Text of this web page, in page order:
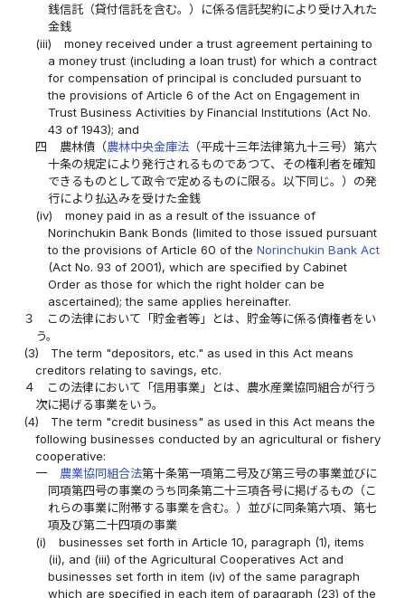
銭信託（貸付信託を含む。）に係る信託契約により受け入れた
金銭
(iii)
money received under a trust agreement pertaining to
a money trust (including a loan trust) for which a contract
for compensation of principal is concluded pursuant to
the provisions of Article 6 of the Act on Engagement in
Trust Business Activities by Financial Institutions (Act No.
43 of 1943); and
四
農林債（農林中央金庫法（平成十三年法律第九十三号）第六
十条の規定により発行されるものであつて、その権利者を確知
できるものとして政令で定めるものに限る。以下同じ。）の発
行により払込みを受けた金銭
(iv)
money paid in as a result of the issuance of
Norinchukin Bank Bonds (limited to those issued pursuant
to the provisions of Article 60 of the Norinchukin Bank Act
(Act No. 93 of 2001), which are specified by Cabinet
Order as those for which the right holder can be
ascertained); the same applies hereinafter.
３
この法律において「貯金者等」とは、貯金等に係る債権者をい
う。
(3)
The term "depositors, etc." as used in this Act means
creditors relating to savings, etc.
４
この法律において「信用事業」とは、農水産業協同組合が行う
次に掲げる事業をいう。
(4)
The term "credit business" as used in this Act means the
following businesses conducted by an agricultural or fishery
cooperative:
一
農業協同組合法第十条第一項第二号及び第三号の事業並びに
同項第四号の事業のうち同条第二十三項各号に掲げるもの（こ
れらの事業に附帯する事業を含む。）並びに同条第六項、第七
項及び第二十四項の事業
(i)
businesses set forth in Article 10, paragraph (1), items
(ii), and (iii) of the Agricultural Cooperatives Act and
businesses set forth in item (iv) of the same paragraph
which are specified in each item of paragraph (23) of the